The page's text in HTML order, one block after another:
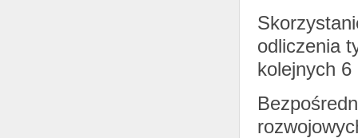
odliczenia
kolejnych